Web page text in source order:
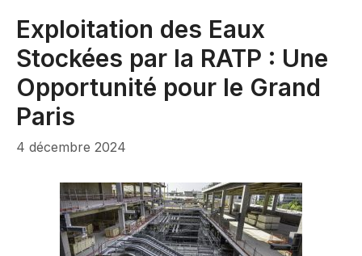
Exploitation des Eaux
Stockées par la RATP : Une
Opportunité pour le Grand
Paris
4 décembre 2024